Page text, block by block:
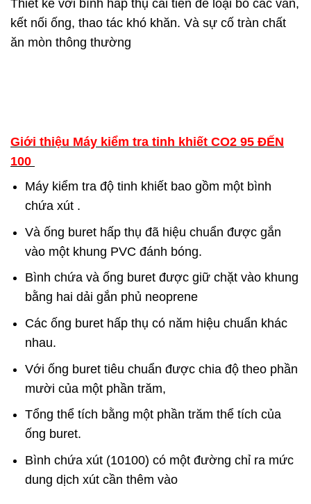
Thiết kế với bình hấp thụ cải tiến để loại bỏ các van,
kết nối ống, thao tác khó khăn. Và sự cố tràn chất
ăn mòn thông thường
Giới thiệu Máy kiểm tra tinh khiết CO2 95 ĐẾN
100
Máy kiểm tra độ tinh khiếtbao gồm một bình
chứa xút .
Và ống buret hấp thụ đã hiệu chuẩn được gắn
vào một khung PVC đánh bóng.
Bình chứa và ống buret được giữ chặt vào khung
bằng hai dải gắn phủ neoprene
Các ống buret hấp thụ có năm hiệu chuẩn khác
nhau.
Với ống buret tiêu chuẩn được chia độ theo phần
mười của một phần trăm,
Tổng thể tích bằng một phần trăm thể tích của
ống buret.
Bình chứa xút (10100) có một đường chỉ ra mức
dung dịch xút cần thêm vào